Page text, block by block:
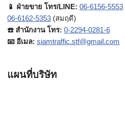
📱 ฝ่ายขาย โทร/LINE: 06-6156-5553
06-6162-5353 (สมฤดี)
☎️ สำนักงาน โทร: 0-2294-0281-6
📧 อีเมล: siamtraffic.stf@gmail.com
แผนที่บริษัท